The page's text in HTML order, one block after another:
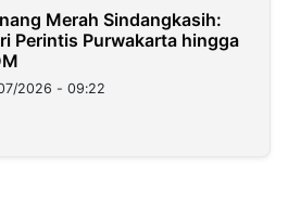
Merah Sindangkasih:
Perintis Purwakarta hingga
2026 - 09:22